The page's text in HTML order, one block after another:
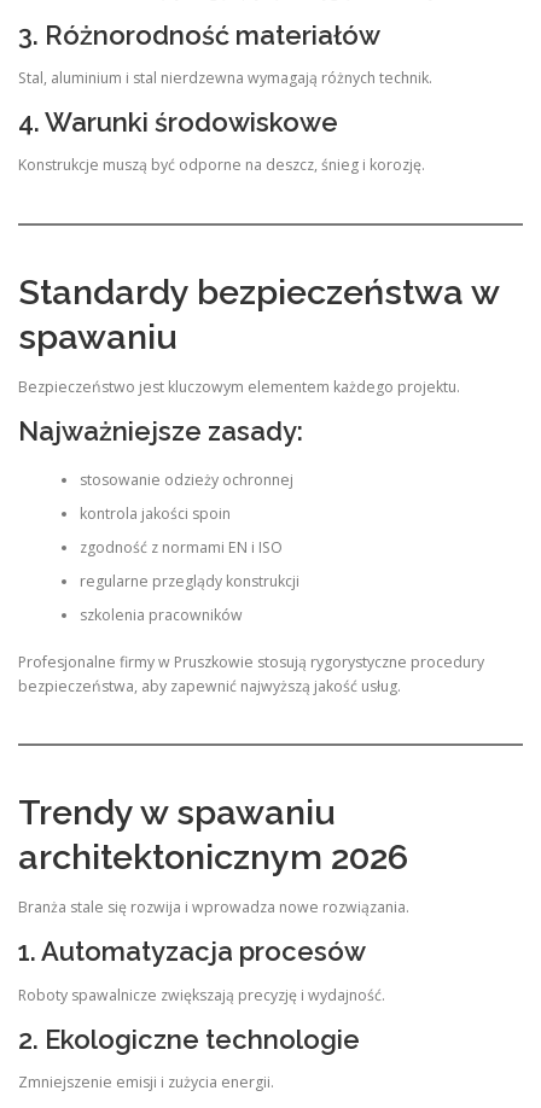
3. Różnorodność materiałów
Stal, aluminium i stal nierdzewna wymagają różnych technik.
4. Warunki środowiskowe
Konstrukcje muszą być odporne na deszcz, śnieg i korozję.
Standardy bezpieczeństwa w
spawaniu
Bezpieczeństwo jest kluczowym elementem każdego projektu.
Najważniejsze zasady:
stosowanie odzieży ochronnej
kontrola jakości spoin
zgodność z normami EN i ISO
regularne przeglądy konstrukcji
szkolenia pracowników
Profesjonalne firmy w Pruszkowie stosują rygorystyczne procedury
bezpieczeństwa, aby zapewnić najwyższą jakość usług.
Trendy w spawaniu
architektonicznym 2026
Branża stale się rozwija i wprowadza nowe rozwiązania.
1. Automatyzacja procesów
Roboty spawalnicze zwiększają precyzję i wydajność.
2. Ekologiczne technologie
Zmniejszenie emisji i zużycia energii.